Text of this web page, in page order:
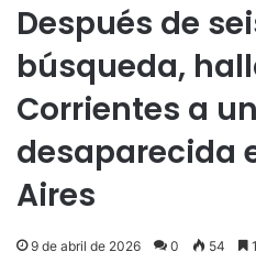
Después de
búsqueda,
Corrientes a
desaparecida
Aires
9 de abril de 2026 0 54